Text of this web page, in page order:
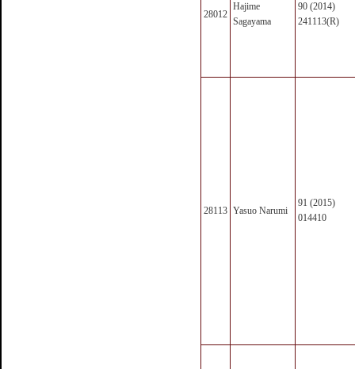
28012
Hajime
Sagayama
90 (2014)
241113(R)
28113 Yasuo Narumi
91 (2015)
014410